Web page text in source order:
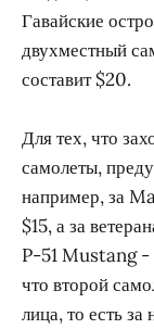
Гавайские
двухместный
составит $20.
Для тех, что
самолеты,
например, за
$15, а за
P-51 Mustang -
что второй
лица, то есть